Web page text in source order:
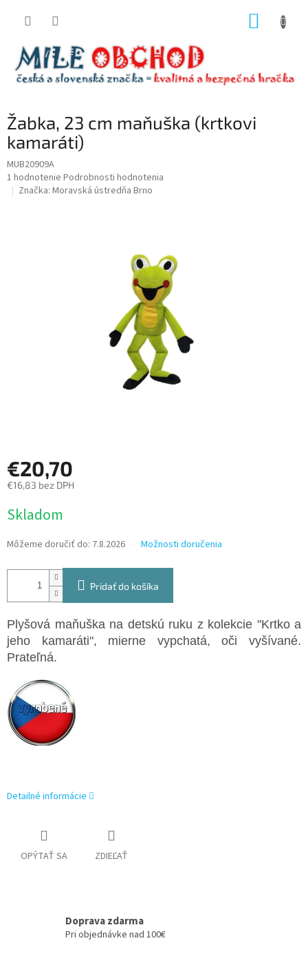
Žabka, 23 cm maňuška (krtkovi
kamaráti)
MUB20909A
Priemerné
hodnotenie
1 hodnotenie Podrobnosti hodnotenia
Značka: Moravská ústredňa Brno
€20,70
€16,83 bez DPH
cena:
Skladom
Môžeme doručiť do: 7.8.2026 Možnosti doručenia
Pridať do košíka
Plyšová maňuška na detskú ruku z kolekcie "Krtko a
jeho kamaráti", mierne vypchatá, oči vyšívané.
Prateľná.
Detailné informácie
OPÝTAŤ SA ZDIEĽAŤ
Doprava zdarma
Pri objednávke nad 100€